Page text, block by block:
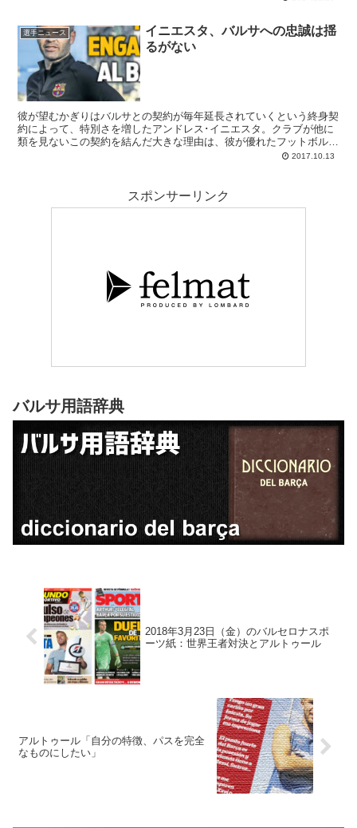
所ですし、ボデガだって見てみたい。もしその農場で宿泊できるなら
夢のような一夜となることは間違いありません。で今回、非常に狭き
門ながら、そのチャンスがファンに開かれました。
選手ニュース
イニエスタ、バルサへの忠誠は揺
るがない
彼が望むかぎりはバルサとの契約が毎年延長されていくという終身契
約によって、特別さを増したアンドレス･イニエスタ。クラブが他に
類を見ないこの契約を結んだ大きな理由は、彼が優れたフットボル選
手であるというだけでなく、その誠実な人柄が信頼されたからに他な
2017.10.13
スポンサーリンク
バルサ用語辞典
2018年3月23日（金）のバルセロナスポ
ーツ紙：世界王者対決とアルトゥール
アルトゥール「自分の特徴、パスを完全
なものにしたい」